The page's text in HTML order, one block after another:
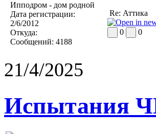
Ипподром - дом родной
Дата регистрации:
2/6/2012
Откуда:
Сообщений: 4188
Re: Аттика
0 0
21/4/2025
Испытания